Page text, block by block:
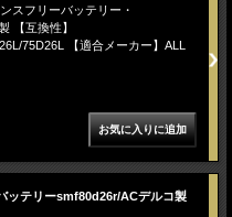
スフリーバッテリー・
【互換性】
75D26L 【適合メーカー】ALL
ッテリーsmf80d26r/ACデルコ製